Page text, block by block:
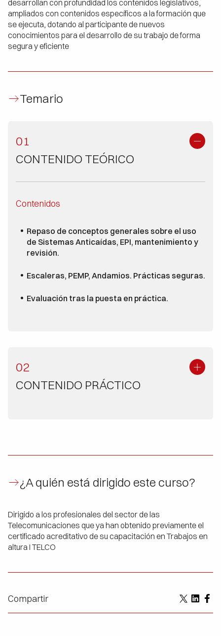
desarrollan con profundidad los contenidos legislativos,
ampliados con contenidos específicos a la formación que
se ejecuta, dotando al participante de nuevos
conocimientos para el desarrollo de su trabajo de forma
segura y eficiente
Temario
01
CONTENIDO TEÓRICO
Contenidos
Repaso de conceptos generales sobre el uso
de Sistemas Anticaídas, EPI, mantenimiento y
revisión.
Escaleras, PEMP, Andamios. Prácticas seguras.
Evaluación tras la puesta en práctica.
02
CONTENIDO PRÁCTICO
Ajuste de equipos.
Repaso de maniobras básicas de progresión en
ascenso y descenso, utilizando doble
dispositivos anticaídas sobre línea de anclaje.
Utilización de escalera de mano, con y sin línea
de vida, sobre poste y fachada.
¿A quién está dirigido este curso?
Dirigido a los profesionales del sector de las
Telecomunicaciones que ya han obtenido previamente el
certificado acreditativo de su capacitación en Trabajos en
altura I TELCO
Compartir